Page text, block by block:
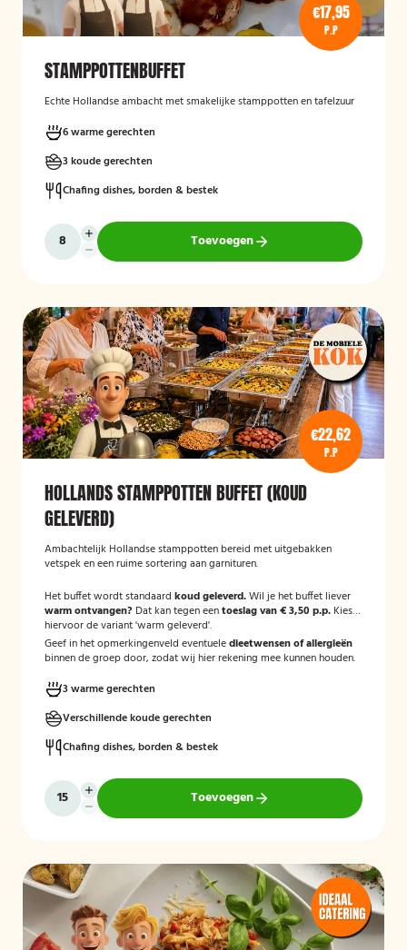
€17,95
P.P
STAMPPOTTENBUFFET
Echte Hollandse ambacht met smakelijke stamppotten en tafelzuur
6 warme gerechten
3 koude gerechten
Chafing dishes, borden & bestek
Toevoegen
€22,62
P.P
HOLLANDS STAMPPOTTEN BUFFET (KOUD
GELEVERD)
Ambachtelijk Hollandse stamppotten bereid met uitgebakken
vetspek en een ruime sortering aan garnituren.
Het buffet wordt standaard koud geleverd.Wil je het buffet liever
warm ontvangen? Dat kan tegen eentoeslag van € 3,50 p.p. Kies
hiervoor de variant 'warm geleverd'.
Geef in het opmerkingenveld eventueledieetwensen of allergieën
binnen de groep door, zodat wij hier rekening mee kunnen houden.
3 warme gerechten
Verschillende koude gerechten
Chafing dishes, borden & bestek
Toevoegen